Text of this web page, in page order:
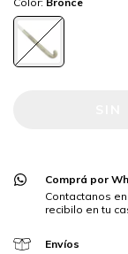
Comprá por
Contactanos
recibilo en tu
Envíos